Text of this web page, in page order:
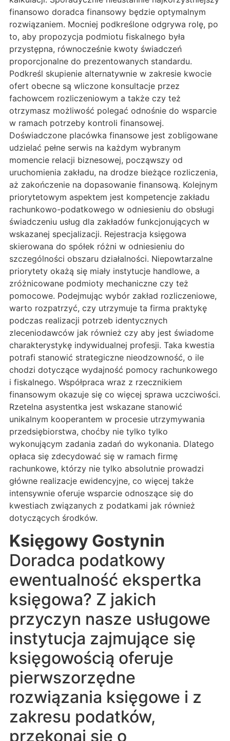
finansowo doradca finansowy będzie optymalnym
rozwiązaniem. Mocniej podkreślone odgrywa rolę, po
to, aby propozycja podmiotu fiskalnego była
przystępna, równocześnie kwoty świadczeń
proporcjonalne do prezentowanych standardu.
Podkreśl skupienie alternatywnie w zakresie kwocie
ofert obecne są wliczone konsultacje przez
fachowcem rozliczeniowym a także czy też
otrzymasz możliwość polegać odnośnie do wsparcie
w ramach potrzeby kontroli finansowej.
Doświadczone placówka finansowe jest zobligowane
udzielać pełne serwis na każdym wybranym
momencie relacji biznesowej, począwszy od
uruchomienia zakładu, na drodze bieżące rozliczenia,
aż zakończenie na dopasowanie finansową. Kolejnym
priorytetowym aspektem jest kompetencje zakładu
rachunkowo-podatkowego w odniesieniu do obsługi
świadczeniu usług dla zakładów funkcjonujących w
wskazanej specjalizacji. Rejestracja księgowa
skierowana do spółek różni w odniesieniu do
szczególności obszaru działalności. Niepowtarzalne
priorytety okażą się miały instytucje handlowe, a
zróżnicowane podmioty mechaniczne czy też
pomocowe. Podejmując wybór zakład rozliczeniowe,
warto rozpatrzyć, czy utrzymuje ta firma praktykę
podczas realizacji potrzeb identycznych
zleceniodawców jak również czy aby jest świadome
charakterystykę indywidualnej profesji. Taka kwestia
potrafi stanowić strategiczne nieodzowność, o ile
chodzi dotyczące wydajność pomocy rachunkowego
i fiskalnego. Współpraca wraz z rzecznikiem
finansowym okazuje się co więcej sprawa uczciwości.
Rzetelna asystentka jest wskazane stanowić
unikalnym kooperantem w procesie utrzymywania
przedsiębiorstwa, choćby nie tylko tylko
wykonującym zadania zadań do wykonania. Dlatego
opłaca się zdecydować się w ramach firmę
rachunkowe, którzy nie tylko absolutnie prowadzi
główne realizacje ewidencyjne, co więcej także
intensywnie oferuje wsparcie odnoszące się do
kwestiach związanych z podatkami jak również
dotyczących środków.
Księgowy Gostynin
Doradca podatkowy
ewentualność ekspertka
księgowa? Z jakich
przyczyn nasze usługowe
instytucja zajmujące się
księgowością oferuje
pierwszorzędne
rozwiązania księgowe i z
zakresu podatków,
przekonaj się o